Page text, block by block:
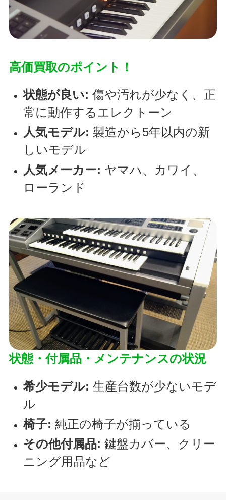
高価買取のポイント！
状態が良い: 傷や汚れが少なく、正
常に動作するエレクトーン
人気モデル: 製造から5年以内の新
しいモデル
人気メーカー: ヤマハ、カワイ、
ローランド
状態・付属品・メンテナンスの状況
希少モデル: 生産台数が少ないモデ
ル
椅子: 純正の椅子が揃っている
その他付属品: 鍵盤カバー、クリー
ニング用品など